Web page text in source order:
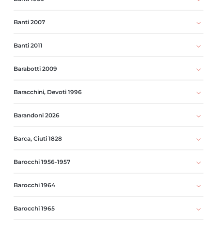
Banti 2007
Banti 2011
Barabotti 2009
Baracchini, Devoti 1996
Barandoni 2026
Barca, Ciuti 1828
Barocchi 1956-1957
Barocchi 1964
Barocchi 1965